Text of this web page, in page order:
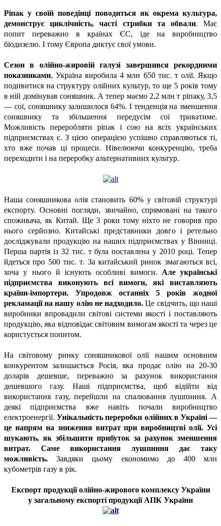
Ріпак у своїй поведінці поводиться як окрема культура,
демонструє циклічність, часті стрибки та обвали. Має
попит переважно в країнах ЄС, іде на виробництво
біодизелю. І тому Європа диктує свої умови.
Сезон в олійно-жировій галузі завершився рекордними
показниками, Україна виробила 4 млн 650 тис. т олії. Якщо
подивитися на структуру олійних культур, то ще 5 років тому
в ній домінував соняшник. А тепер маємо 2,2 млн т ріпаку, 3,5
— сої, соняшнику залишилося 64%. І тенденція на зменшення
соняшнику та збільшення передусім сої триватиме.
Можливість переробляти ріпак і сою на всіх українських
підприємствах є. З цією операцією успішно справляються ті,
хто вже почав ці процеси. Нівелюючи конкуренцію, треба
переходити і на переробку альтернативних культур.
Наша соняшникова олія становить 60% у світовій структурі
експорту. Основні погляди, звичайно, спрямовані на такого
споживача, як Китай. Ще 3 роки тому ніхто не говорив про
нього серйозно. Китайські представники довго і ретельно
досліджували продукцію на наших підприємствах у Вінниці.
Перша партія із 32 тис. т була поставлена у 2010 році. Тепер
йдеться про 500 тис. т. За китайський ринок змагаються всі,
хоча у нього й існують особливі вимоги. Але українські
підприємства виконують всі вимоги, які виставляють
країни-імпортери. Упродовж останніх 5 років жодної
рекламації на нашу олію не надходило. Це свідчить, що наші
виробники впровадили світові системи якості і поставляють
продукцію, яка відповідає світовим вимогам якості та через це
користується попитом.
На світовому ринку соняшникової олії нашим основним
конкурентом залишається Росія, яка продає олію на 20-30
доларів дешевше, переважно за рахунок використання
дешевшого газу. Наші підприємства, щоб відійти від
використання газу, перейшли на спалювання лушпиння. А
деякі підприємства вже навіть почали виробництво
електроенергії.Унікальність переробки олійних в Україні —
це напрям на зниження витрат при виробництві олії. Усі
шукають, як збільшити прибуток за рахунок зменшення
витрат. Саме використання лушпиння дає таку
можливість.Завдяки цьому економимо до 400 млн
кубометрів газу в рік.
Експорт продукції олійно-жирового комплексу України
у загальному експорті продукції АПК України